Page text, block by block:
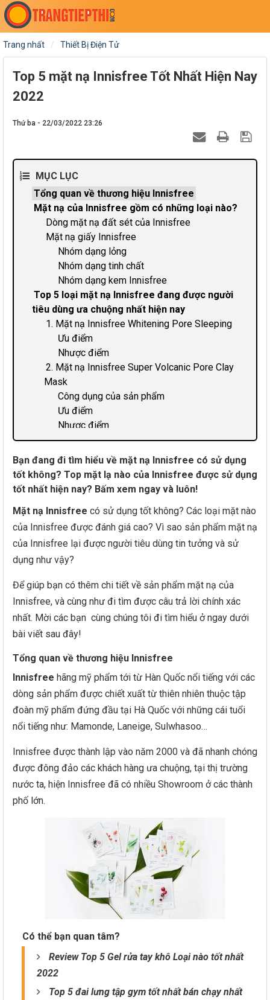
Trang nhất Thiết Bị Điện Tử
Top 5 mặt nạ Innisfree Tốt Nhất Hiện Nay
2022
Thứ ba - 22/03/2022 23:26
MỤC LỤC
Tổng quan về thương hiệu Innisfree
Mặt nạ của Innisfree gồm có những loại nào?
Dòng mặt nạ đất sét của Innisfree
Mặt nạ giấy Innisfree
Nhóm dạng lỏng
Nhóm dạng tinh chất
Nhóm dạng kem Innisfree
Top 5 loại mặt nạ Innisfree đang được người
tiêu dùng ưa chuộng nhất hiện nay
1. Mặt nạ Innisfree Whitening Pore Sleeping
Ưu điểm
Nhược điểm
2. Mặt nạ Innisfree Super Volcanic Pore Clay
Mask
Công dụng của sản phẩm
Ưu điểm
Nhược điểm
3. Mặt nạ Innisfree My Real Squeeze Mask
Ưu điểm Innisfree My Real Squeeze Mask
Nhược điểm
4. Mặt nạ Innisfree Jeju Volcanic Color Clay
Mask
Ưu điểm
Nhược điểm
5. Mặt nạ giấy Innisfree Jeju Root Energy Mask
Ưu điểm
Tiêu chí để chọn được một mặt nạ Innisfree tốt
nhất
Lời kết
Tham khảo thêm các sản phẩm:
Bạn đang đi tìm hiểu về mặt nạ Innisfree có sử dụng
tốt không? Top mặt lạ nào của Innisfree được sử dụng
tốt nhất hiện nay? Bấm xem ngay và luôn!
Mặt nạ Innisfree có sử dụng tốt không? Các loại mặt nào
của Innisfree được đánh giá cao? Vì sao sản phẩm mặt nạ
của Innisfree lại được người tiêu dùng tin tưởng và sử
dụng như vậy?
Để giúp bạn có thêm chi tiết về sản phẩm mặt nạ của
Innisfree, và cùng như đi tìm được câu trả lời chính xác
nhất. Mời các bạn cùng chúng tôi đi tìm hiểu ở ngay dưới
bài viết sau đây!
Tổng quan về thương hiệu Innisfree
Innisfree hãng mỹ phẩm tới từ Hàn Quốc nổi tiếng với các
dòng sản phẩm được chiết xuất từ thiên nhiên thuộc tập
đoàn mỹ phẩm đứng đầu tại Hà Quốc với những cái tuổi
nổi tiếng như: Mamonde, Laneige, Sulwhasoo…
Innisfree được thành lập vào năm 2000 và đã nhanh chóng
được đông đảo các khách hàng ưa chuộng, tại thị trường
nước ta, hiện Innisfree đã có nhiều Showroom ở các thành
phố lớn.
Có thể bạn quan tâm?
Review Top 5 Gel rửa tay khô Loại nào tốt nhất
2022
Top 5 đai lưng tập gym tốt nhất bán chạy nhất